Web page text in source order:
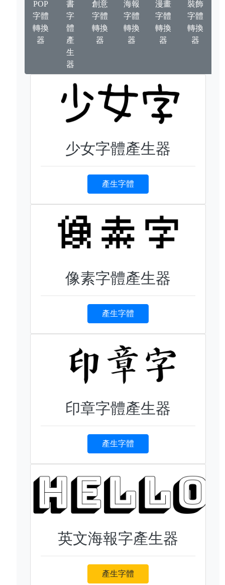
POP
字體
轉換
器
書
字
體
產
生
器
創意
字體
轉換
器
海報
字體
轉換
器
漫畫
字體
轉換
器
裝飾
字體
轉換
器
少女字體產生器
產生字體
像素字體產生器
產生字體
印章字體產生器
產生字體
英文海報字產生器
產生字體